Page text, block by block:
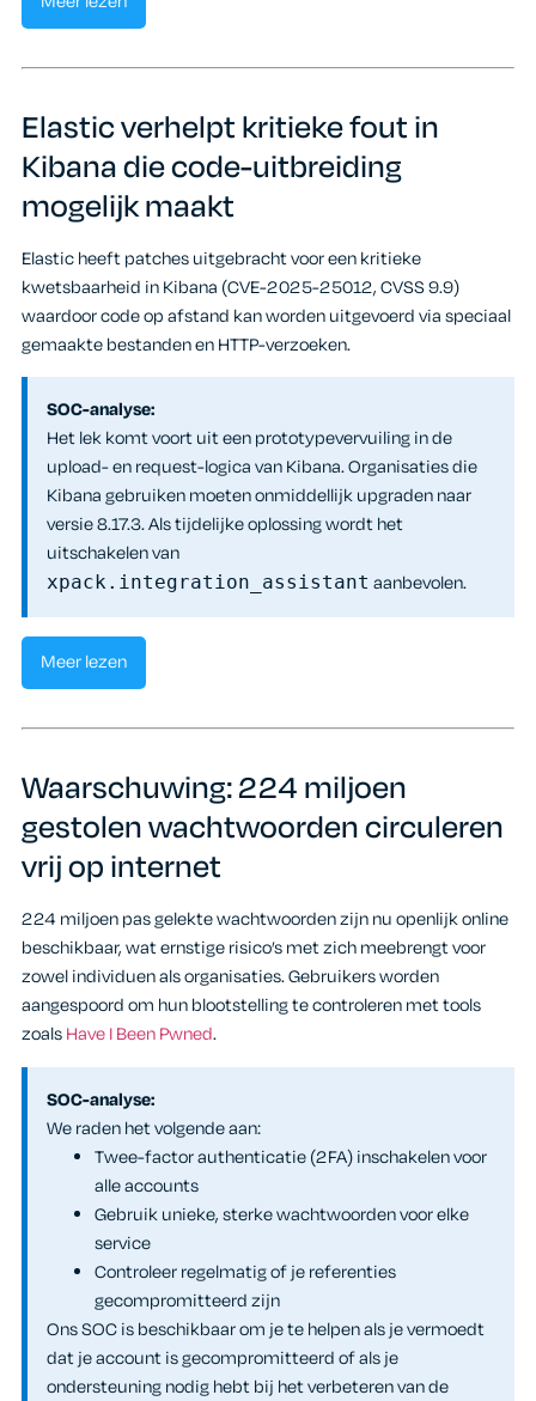
Elastic verhelpt kritieke fout in
Kibana die code-uitbreiding
mogelijk maakt
Elastic heeft patches uitgebracht voor een kritieke
kwetsbaarheid in Kibana (CVE-2025-25012, CVSS 9.9)
waardoor code op afstand kan worden uitgevoerd via speciaal
gemaakte bestanden en HTTP-verzoeken.
SOC-analyse:
Het lek komt voort uit een prototypevervuiling in de
upload- en request-logica van Kibana. Organisaties die
Kibana gebruiken moeten onmiddellijk upgraden naar
versie 8.17.3. Als tijdelijke oplossing wordt het
uitschakelen van
xpack.integration_assistant aanbevolen.
Meer lezen
Waarschuwing: 224 miljoen
gestolen wachtwoorden circuleren
vrij op internet
224 miljoen pas gelekte wachtwoorden zijn nu openlijk online
beschikbaar, wat ernstige risico’s met zich meebrengt voor
zowel individuen als organisaties. Gebruikers worden
aangespoord om hun blootstelling te controleren met tools
zoalsHave I Been Pwned.
SOC-analyse:
We raden het volgende aan:
Twee-factor authenticatie (2FA) inschakelen voor
alle accounts
Gebruik unieke, sterke wachtwoorden voor elke
service
Controleer regelmatig of je referenties
gecompromitteerd zijn
Ons SOC is beschikbaar om je te helpen als je vermoedt
dat je account is gecompromitteerd of als je
ondersteuning nodig hebt bij het verbeteren van de